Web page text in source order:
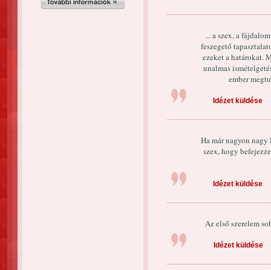
... a szex, a
feszegető
ezeket a határokat.
unalmas
ember
Idézet küldése
Ha már nagyon
szex, hogy
Idézet küldése
Az első szerelem
Idézet küldése